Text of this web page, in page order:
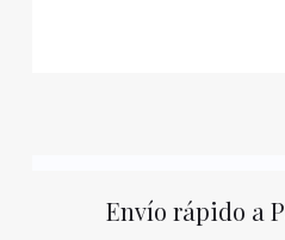
Envío rápido a